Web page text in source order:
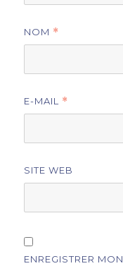
NOM *
E-MAIL *
SITE WEB
ENREGISTRER